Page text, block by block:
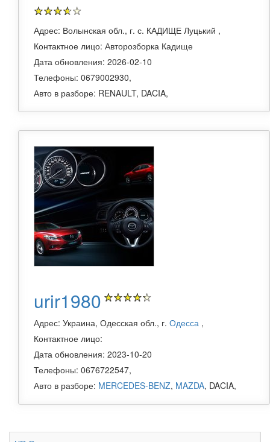
Адрес: Волынская обл., г. с. КАДИЩЕ Луцький ,
Контактное лицо: Авторозборка Кадище
Дата обновления: 2026-02-10
Телефоны: 0679002930,
Авто в разборе: RENAULT, DACIA,
urir1980
Адрес: Украина, Одесская обл., г. Одесса ,
Контактное лицо:
Дата обновления: 2023-10-20
Телефоны: 0676722547,
Авто в разборе: MERCEDES-BENZ, MAZDA, DACIA,